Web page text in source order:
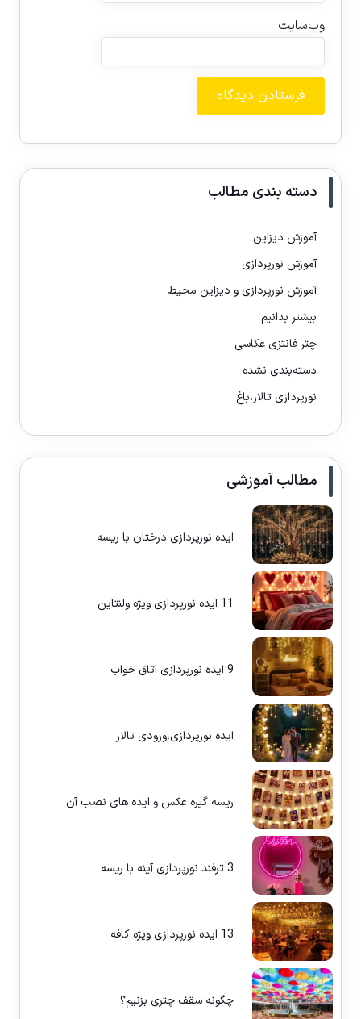
وب‌سایت
دسته بندی مطالب
آموزش دیزاین
آموزش نورپردازی
آموزش نورپردازی و دیزاین محیط
بیشتر بدانیم
چتر فانتزی عکاسی
دسته‌بندی نشده
نورپردازی تالار،باغ
مطالب آموزشی
ایده نورپردازی درختان با ریسه
11 ایده نورپردازی ویژه ولنتاین
9 ایده نورپردازی اتاق خواب
ایده نورپردازی،ورودی تالار
ریسه گیره عکس و ایده های نصب آن
3 ترفند نورپردازی آینه با ریسه
13 ایده نورپردازی ویژه کافه
چگونه سقف چتری بزنیم؟